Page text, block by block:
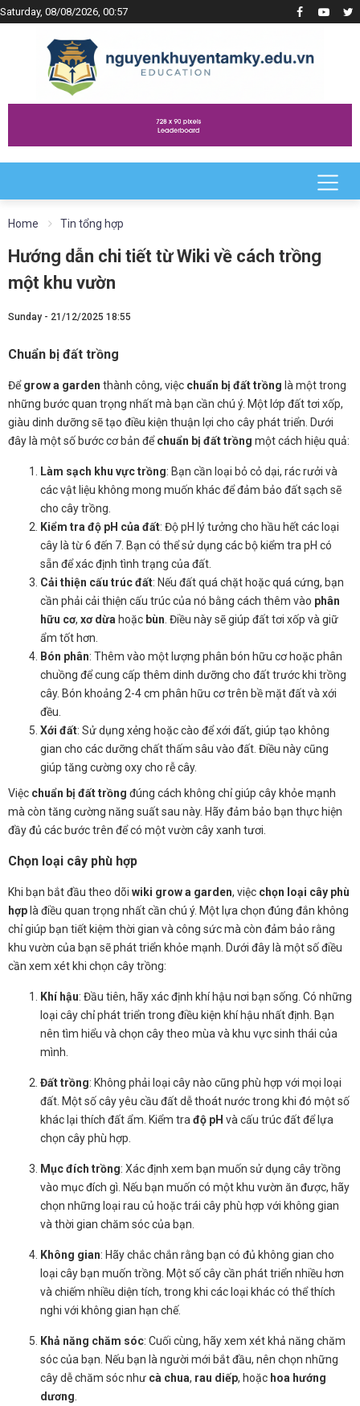
Saturday, 08/08/2026, 00:57
Home Tin tổng hợp
Hướng dẫn chi tiết từ Wiki về cách trồng
một khu vườn
Sunday - 21/12/2025 18:55
Chuẩn bị đất trồng
Đểgrow a garden thành công, việc chuẩn bị đất trồng là một trong
những bước quan trọng nhất mà bạn cần chú ý. Một lớp đất tơi xốp,
giàu dinh dưỡng sẽ tạo điều kiện thuận lợi cho cây phát triển. Dưới
đây là một số bước cơ bản đểchuẩn bị đất trồng một cách hiệu quả:
Làm sạch khu vực trồng: Bạn cần loại bỏ cỏ dại, rác rưởi và
các vật liệu không mong muốn khác để đảm bảo đất sạch sẽ
cho cây trồng.
Kiểm tra độ pH của đất: Độ pH lý tưởng cho hầu hết các loại
cây là từ 6 đến 7. Bạn có thể sử dụng các bộ kiểm tra pH có
sẵn để xác định tình trạng của đất.
Cải thiện cấu trúc đất: Nếu đất quá chặt hoặc quá cứng, bạn
cần phải cải thiện cấu trúc của nó bằng cách thêm vào phân
hữu cơ, xơ dừa hoặc bùn . Điều này sẽ giúp đất tơi xốp và giữ
ẩm tốt hơn.
Bón phân: Thêm vào một lượng phân bón hữu cơ hoặc phân
chuồng để cung cấp thêm dinh dưỡng cho đất trước khi trồng
cây. Bón khoảng 2-4 cm phân hữu cơ trên bề mặt đất và xới
đều.
Xới đất: Sử dụng xẻng hoặc cào để xới đất, giúp tạo không
gian cho các dưỡng chất thấm sâu vào đất. Điều này cũng
giúp tăng cường oxy cho rễ cây.
Việc chuẩn bị đất trồng đúng cách không chỉ giúp cây khỏe mạnh
mà còn tăng cường năng suất sau này. Hãy đảm bảo bạn thực hiện
đầy đủ các bước trên để có một vườn cây xanh tươi.
Chọn loại cây phù hợp
Khi bạn bắt đầu theo dõi wiki grow a garden, việc chọn loại cây phù
hợp là điều quan trọng nhất cần chú ý. Một lựa chọn đúng đắn không
chỉ giúp bạn tiết kiệm thời gian và công sức mà còn đảm bảo rằng
khu vườn của bạn sẽ phát triển khỏe mạnh. Dưới đây là một số điều
cần xem xét khi chọn cây trồng:
Khí hậu: Đầu tiên, hãy xác định khí hậu nơi bạn sống. Có những
loại cây chỉ phát triển trong điều kiện khí hậu nhất định. Bạn
nên tìm hiểu và chọn cây theo mùa và khu vực sinh thái của
mình.
Đất trồng: Không phải loại cây nào cũng phù hợp với mọi loại
đất. Một số cây yêu cầu đất dễ thoát nước trong khi đó một số
khác lại thích đất ẩm. Kiểm tra độ pH và cấu trúc đất để lựa
chọn cây phù hợp.
Mục đích trồng: Xác định xem bạn muốn sử dụng cây trồng
vào mục đích gì. Nếu bạn muốn có một khu vườn ăn được, hãy
chọn những loại rau củ hoặc trái cây phù hợp với không gian
và thời gian chăm sóc của bạn.
Không gian: Hãy chắc chắn rằng bạn có đủ không gian cho
loại cây bạn muốn trồng. Một số cây cần phát triển nhiều hơn
và chiếm nhiều diện tích, trong khi các loại khác có thể thích
nghi với không gian hạn chế.
Khả năng chăm sóc: Cuối cùng, hãy xem xét khả năng chăm
sóc của bạn. Nếu bạn là người mới bắt đầu, nên chọn những
cây dễ chăm sóc như cà chua, rau diếp, hoặc hoa hướng
dương